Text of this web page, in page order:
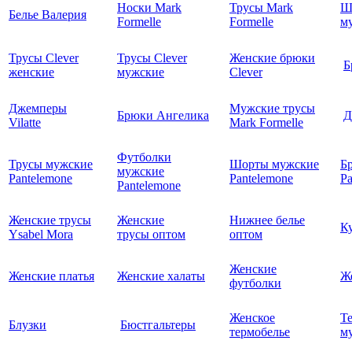
Белье Валерия
Носки Mark
Formelle
Трусы Mark
Formelle
Трусы Clever
женские
Трусы Clever
мужские
Женские брюки
Clever
Джемперы
Vilatte
Брюки Ангелика
Мужские трусы
Mark Formelle
Трусы мужские
Pantelemone
Футболки
мужские
Pantelemone
Шорты мужские
Pantelemone
Женские трусы
Ysabel Mora
Женские
трусы оптом
Нижнее белье
оптом
Женские платья Женские халаты
Женские
футболки
Блузки Бюстгальтеры
Женское
термобелье